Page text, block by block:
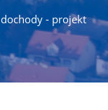
dochody - projekt